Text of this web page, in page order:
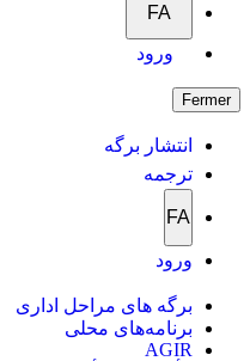
FA
ورود
Fermer
انتشار برگه
ترجمه
FA
ورود
برگه های مراحل اداری
برنامه‌های محلی
AGIR